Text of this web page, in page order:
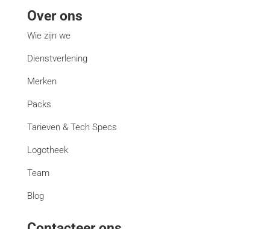
Over ons
Wie zijn we
Dienstverlening
Merken
Packs
Tarieven & Tech Specs
Logotheek
Team
Blog